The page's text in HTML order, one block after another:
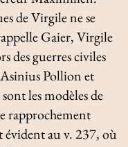
de Virgile ne se
Gaier, Virgile
des guerres civiles
Pollion et
les modèles de
rapprochement
évident au v. 237, où